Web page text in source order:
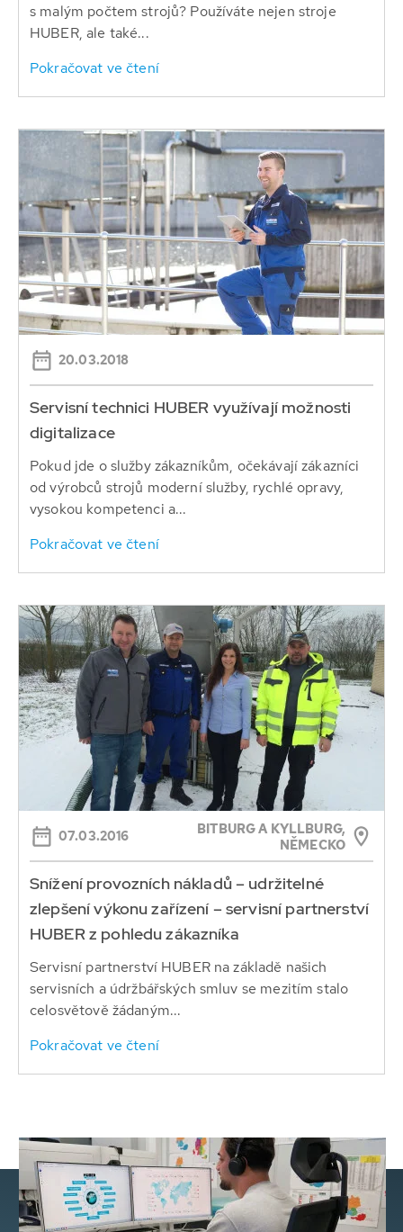
s malým počtem strojů? Používáte nejen stroje
HUBER, ale také...
Pokračovat ve čtení
20.03.2018
Servisní technici HUBER využívají možnosti
digitalizace
Pokud jde o služby zákazníkům, očekávají zákazníci
od výrobců strojů moderní služby, rychlé opravy,
vysokou kompetenci a...
Pokračovat ve čtení
07.03.2016
BITBURG A KYLLBURG,
NĚMECKO
Snížení provozních nákladů – udržitelné
zlepšení výkonu zařízení – servisní partnerství
HUBER z pohledu zákazníka
Servisní partnerství HUBER na základě našich
servisních a údržbářských smluv se mezitím stalo
celosvětově žádaným...
Pokračovat ve čtení